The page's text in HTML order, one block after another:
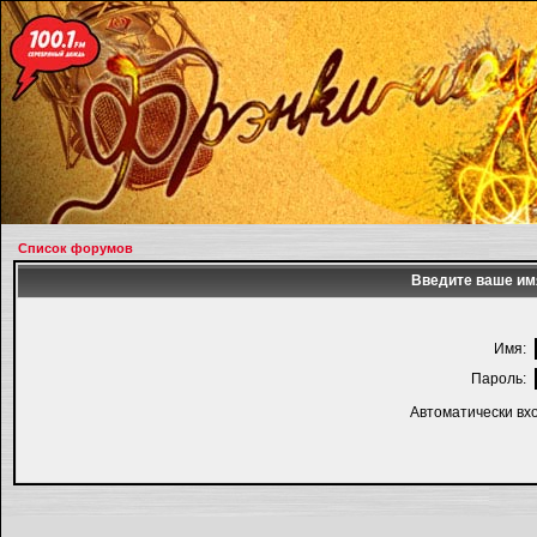
Список форумов
Введите ваше
Имя:
Пароль:
Автоматически